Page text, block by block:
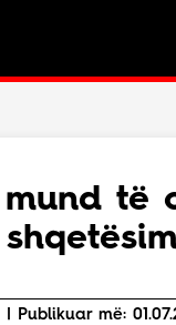
të
Publikuar më: